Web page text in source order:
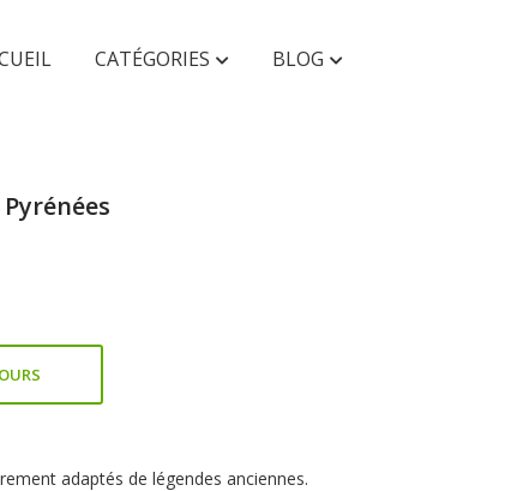
CATÉGORIES
Faunes & Flores
BLOG
adaptés de légendes anciennes.